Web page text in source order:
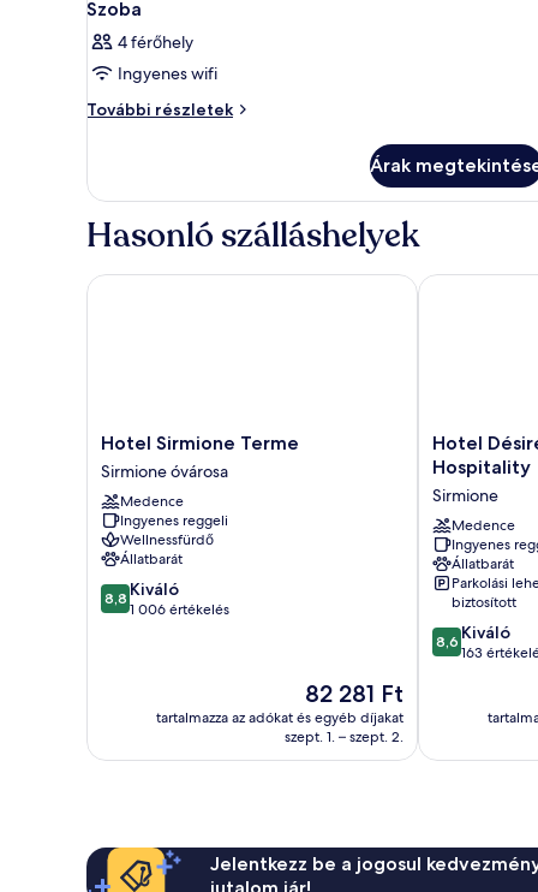
Szoba
4 férőhely
Ingyenes wifi
További részletek
Szoba
Árak
Hasonló szálláshelyek
Hotel
Sirmione
Terme
Sirmione
óvárosa
Hotel Sirmione Terme
Sirmione óvárosa
Medence
Ingyenes reggeli
Wellnessfürdő
Állatbarát
8.8
ennyiből:
8,8 Kiváló
1 006 értékelés
Az
ár
82 281 Ft
82 281 Ft
tartalmazza az adókat és egyéb díjakat
szept. 1. – szept. 2.
Hotel Sirmione Terme
Hotel
Désirée
Double
Hospitality
Sirmione
Hotel
Hospitality
Sirmione
Medence
Ingyenes
Állatbarát
Parkolási
biztosított
8.6
ennyiből:
8,6 Kiváló
163
Hotel
Jelentkezz be a jogosul